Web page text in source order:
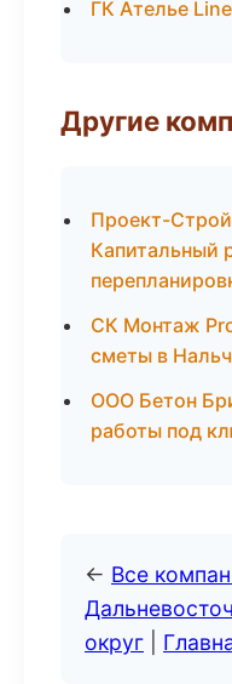
ГК Ателье
Другие
Проект-
Капитальный
СК Монтаж
сметы в
ООО Бетон
работы под
← Все
округ